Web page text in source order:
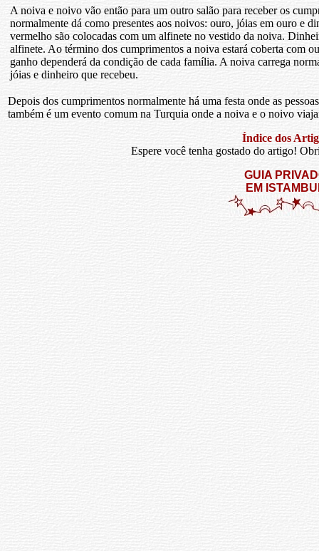
A noiva e noivo vão então para um outro salão para receber os
normalmente dá como presentes aos noivos: ouro, jóias em ouro e
vermelho são colocadas com um alfinete no vestido da noiva.
alfinete. Ao término dos cumprimentos a noiva estará coberta com
ganho dependerá da condição de cada família. A noiva carrega
jóias e dinheiro que recebeu.
Depois dos cumprimentos normalmente há uma festa onde as
também é um evento comum na Turquia onde a noiva e o noivo
Índice dos
Espere você tenha gostado do artigo!
GUIA
EM